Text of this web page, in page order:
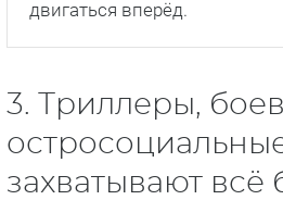
двигаться вперёд.
3. Триллеры,
захватывают всё